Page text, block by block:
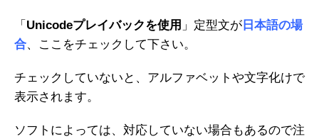
「 Unicodeプレイバックを使用 」定型文が 日本語の場
合、ここをチェックして下さい。
チェックしていないと、アルファベットや文字化けで
表示されます。
ソフトによっては、対応していない場合もあるので注